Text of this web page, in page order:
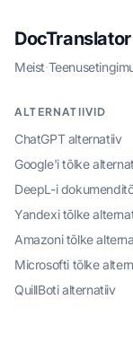
DocTranslator
Meist·
ALTERNATIIVID
ChatGPT alternatiiv
Google'i tõlke
DeepL-i
Yandexi tõlke
Amazoni tõlke
Microsofti tõlke
QuillBoti alternatiiv